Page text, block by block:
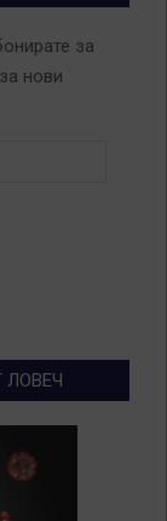
за
нови
ЛОВЕЧ